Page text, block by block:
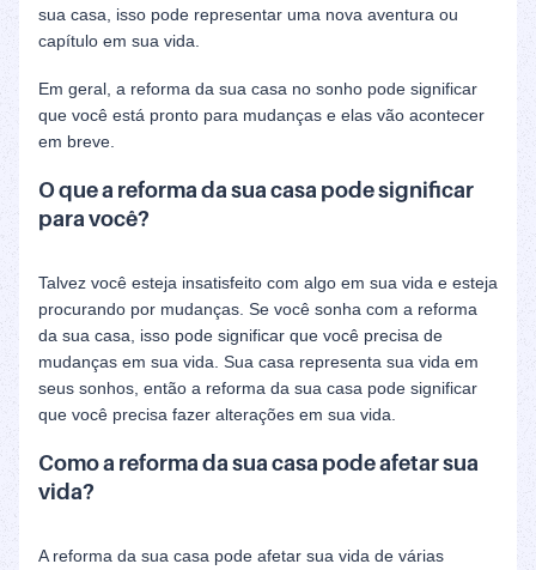
sua casa, isso pode representar uma nova aventura ou
capítulo em sua vida.
Em geral, a reforma da sua casa no sonho pode significar
que você está pronto para mudanças e elas vão acontecer
em breve.
O que a reforma da sua casa pode significar
para você?
Talvez você esteja insatisfeito com algo em sua vida e esteja
procurando por mudanças. Se você sonha com a reforma
da sua casa, isso pode significar que você precisa de
mudanças em sua vida. Sua casa representa sua vida em
seus sonhos, então a reforma da sua casa pode significar
que você precisa fazer alterações em sua vida.
Como a reforma da sua casa pode afetar sua
vida?
A reforma da sua casa pode afetar sua vida de várias